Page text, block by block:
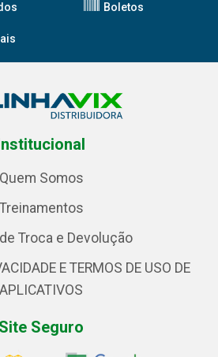
Boletos
Institucional
Quem Somos
Treinamentos
Troca e Devolução
E TERMOS DE USO DE
APLICATIVOS
Site Seguro